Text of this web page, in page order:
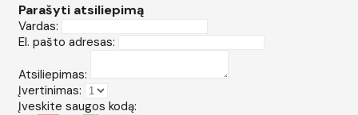
Parašyti atsiliepimą
Vardas:
El. pašto adresas:
Atsiliepimas:
Įvertinimas:
Įveskite saugos kodą: